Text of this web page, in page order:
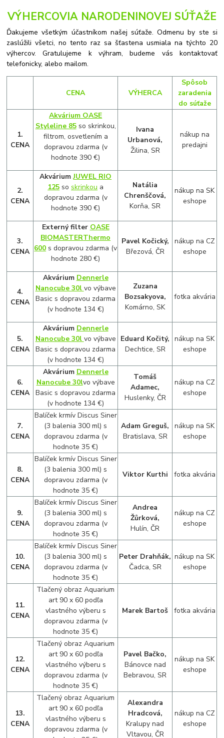
VÝHERCOVIA NARODENINOVEJ SÚŤAŽE
Ďakujeme všetkým účastníkom našej súťaže. Odmenu by ste si
zaslúžili všetci, no tento raz sa šťastena usmiala na týchto 20
výhercov. Gratulujeme k výhram, budeme vás kontaktovať
telefonicky, alebo mailom.
CENA VÝHERCA
Spôsob
zaradenia
do súťaže
1.
CENA
Akvárium OASE
Styleline 85so skrinkou,
filtrom, osvetlením a
dopravou zdarma (v
hodnote 390 €)
Ivana
Urbanová,
Žilina, SR
nákup na
predajni
2.
CENA
AkváriumJUWEL RIO
125 soskrinkou a
dopravou zdarma (v
hodnote 390 €)
Natália
Chrenščová,
Korňa, SR
nákup na SK
eshope
3.
CENA
Externý filter OASE
BIOMASTERThermo
600 s dopravou zdarma (v
hodnote 280 €)
Pavel Kočický,
Březová, ČR
nákup na CZ
eshope
4.
CENA
Akvárium Dennerle
Nanocube 30l vo výbave
Basic s dopravou zdarma
(v hodnote 134 €)
Zuzana
Bozsakyova,
Komárno, SK
fotka akvária
5.
CENA
Akvárium Dennerle
Nanocube 30l vo výbave
Basic s dopravou zdarma
(v hodnote 134 €)
Eduard Kočitý,
Dechtice, SR
nákup na SK
eshope
6.
CENA
Akvárium Dennerle
Nanocube 30lvo výbave
Basic s dopravou zdarma
(v hodnote 134 €)
Tomáš
Adamec,
Huslenky, ČR
nákup na CZ
eshope
7.
CENA
Balíček krmív Discus Siner
(3 balenia 300 ml) s
dopravou zdarma (v
hodnote 35 €)
Adam Greguš,
Bratislava, SR
nákup na SK
eshope
8.
CENA
Balíček krmív Discus Siner
(3 balenia 300 ml) s
dopravou zdarma (v
hodnote 35 €)
Viktor Kurthi fotka akvária
9.
CENA
Balíček krmív Discus Siner
(3 balenia 300 ml) s
dopravou zdarma (v
hodnote 35 €)
Andrea
Žůrková,
Hulín, ČR
nákup na CZ
eshope
10.
CENA
Balíček krmív Discus Siner
(3 balenia 300 ml) s
dopravou zdarma (v
hodnote 35 €)
Peter Drahňák,
Čadca, SR
nákup na SK
eshope
11.
CENA
Tlačený obraz Aquarium
art 90 x 60 podľa
vlastného výberu s
dopravou zdarma (v
hodnote 35 €)
Marek Bartoš fotka akvária
12.
CENA
Tlačený obraz Aquarium
art 90 x 60 podľa
vlastného výberu s
dopravou zdarma (v
hodnote 35 €)
Pavel Bačko,
Bánovce nad
Bebravou, SR
nákup na SK
eshope
13.
CENA
Tlačený obraz Aquarium
art 90 x 60 podľa
vlastného výberu s
dopravou zdarma (v
Alexandra
Hradcová,
Kralupy nad
Vltavou, ČR
nákup na CZ
eshope